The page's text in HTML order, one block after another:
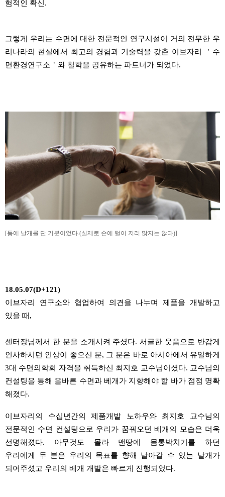
험적인 확신 .
그렇게 우리는 수면에 대한 전문적인 연구시설이 거의 전무한 우
리나라의 현실에서 최고의 경험과 기술력을 갖춘 이브자리 ＇ 수
면환경연구소＇와 철학을 공유하는 파트너가 되었다.
[등에 날개를 단 기분이었다.(실제로 손에 털이 저리 많지는 않다)]
18.05.07(D+121)
이브자리 연구소와 협업하여 의견을 나누며 제품을 개발하고
있을 때 ,
센터장님께서 한 분을 소개시켜 주셨다.서글한 웃음으로 반갑게
인사하시던 인상이 좋으신 분, 그 분은 바로 아시아에서 유일하게
3대 수면의학회 자격을 취득하신 최지호 교수님이셨다. 교수님의
컨설팅을 통해 올바른 수면과 베개가 지향해야 할 바가 점점 명확
해졌다.
이브자리의 수십년간의
제품개발 노하우와 최지호 교수님의
전문적인 수면 컨설팅으로 우리가 꿈꿔오던 베개의 모습은 더욱
선명해졌다. 아무것도 몰라 맨땅에 몸통박치기를 하던
우리에게 두 분은 우리의 목표를 향해 날아갈 수 있는 날개가
되어주셨고 우리의 베개 개발은 빠르게 진행되었다.